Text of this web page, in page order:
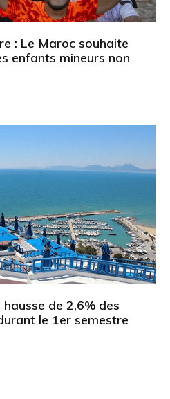
: Le Maroc souhaite
enfants mineurs non
de 2,6% des
le 1er semestre